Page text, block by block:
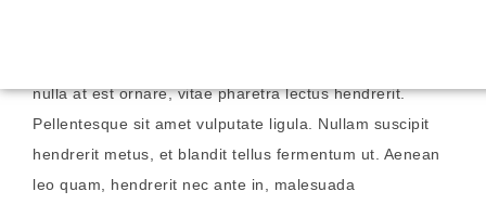
nulla at est ornare, vitae pharetra lectus hendrerit.
Pellentesque sit amet vulputate ligula. Nullam suscipit
hendrerit metus, et blandit tellus fermentum ut. Aenean
leo quam, hendrerit nec ante in, malesuada